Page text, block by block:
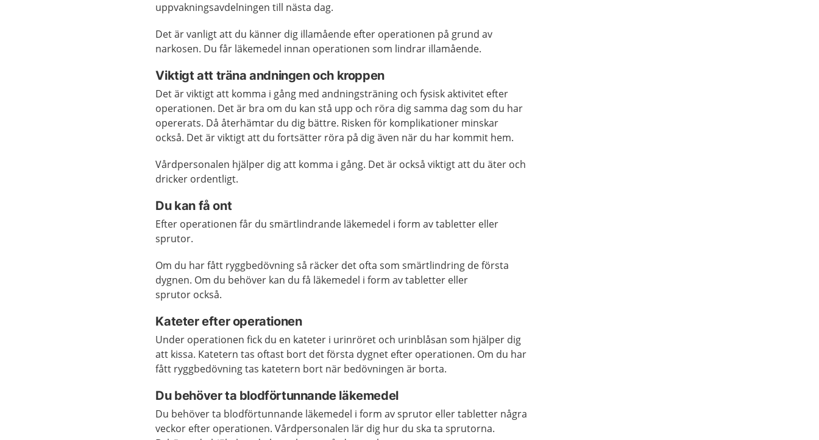
uppvakningsavdelningen till nästa dag.
Det är vanligt att du känner dig illamående efter operationen på grund av
narkosen. Du får läkemedel innan operationen som lindrar illamående.
Viktigt att träna andningen och kroppen
Det är viktigt att komma i gång med andningsträning och fysisk aktivitet efter
operationen. Det är bra om du kan stå upp och röra dig samma dag som du har
opererats. Då återhämtar du dig bättre. Risken för komplikationer minskar
också. Det är viktigt att du fortsätter röra på dig även när du har kommit hem.
Vårdpersonalen hjälper dig att komma i gång. Det är också viktigt att du äter och
dricker ordentligt.
Du kan få ont
Efter operationen får du smärtlindrande läkemedel i form av tabletter eller
sprutor.
Om du har fått ryggbedövning så räcker det ofta som smärtlindring de första
dygnen. Om du behöver kan du få läkemedel i form av tabletter eller
sprutor också.
Kateter efter operationen
Under operationen fick du en kateter i urinröret och urinblåsan som hjälper dig
att kissa. Katetern tas oftast bort det första dygnet efter operationen. Om du har
fått ryggbedövning tas katetern bort när bedövningen är borta.
Du behöver ta blodförtunnande läkemedel
Du behöver ta blodförtunnande läkemedel i form av sprutor eller tabletter några
veckor efter operationen. Vårdpersonalen lär dig hur du ska ta sprutorna.